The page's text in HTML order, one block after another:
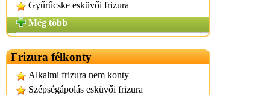
Gyűrűcske esküvői frizura
Még több
Frizura félkonty
Alkalmi frizura nem konty
Szépségápolás esküvői frizura